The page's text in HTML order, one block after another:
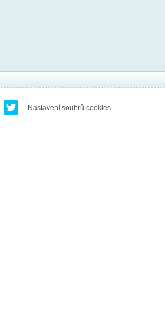
Nastavení soubrů cookies